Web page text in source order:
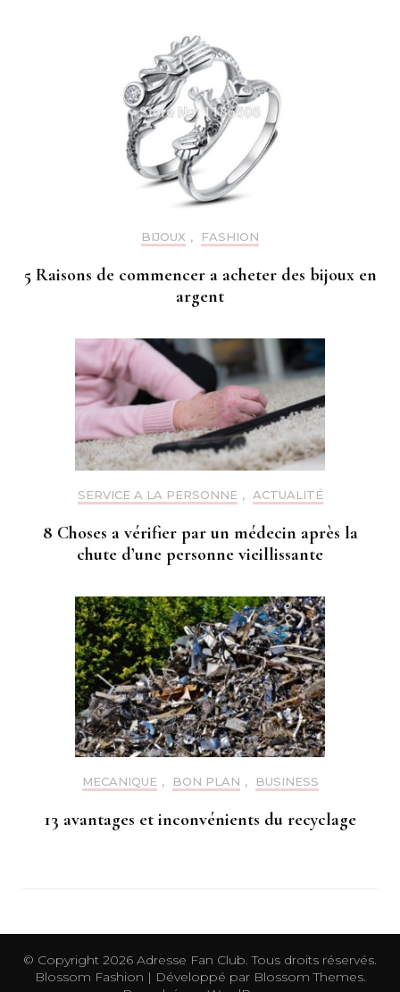
BIJOUX , FASHION
5 Raisons de commencer a acheter des bijoux en
argent
SERVICE A LA PERSONNE , ACTUALITÉ
8 Choses a vérifier par un médecin après la
chute d’une personne vieillissante
MECANIQUE , BON PLAN , BUSINESS
13 avantages et inconvénients du recyclage
© Copyright 2026 Adresse Fan Club. Tous droits réservés.
Blossom Fashion | Développé parBlossom Themes.